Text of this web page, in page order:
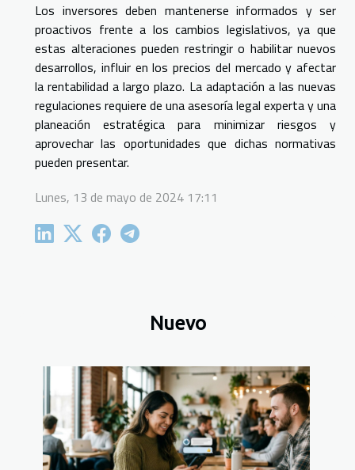
Nuevo
Los inversores deben mantenerse informados y ser
proactivos frente a los cambios legislativos, ya que
estas alteraciones pueden restringir o habilitar nuevos
desarrollos, influir en los precios del mercado y afectar
la rentabilidad a largo plazo. La adaptación a las nuevas
regulaciones requiere de una asesoría legal experta y una
planeación estratégica para minimizar riesgos y
aprovechar las oportunidades que dichas normativas
pueden presentar.
Lunes, 13 de mayo de 2024 17:11